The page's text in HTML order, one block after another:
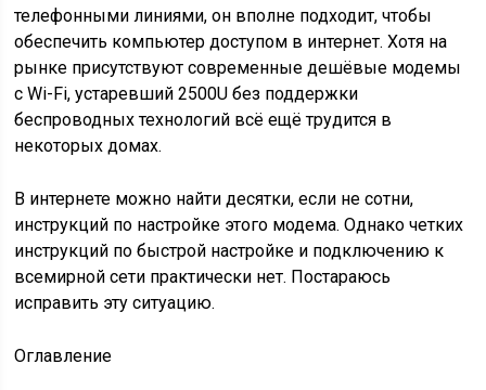
телефонными линиями, он вполне подходит, чтобы
обеспечить компьютер доступом в интернет. Хотя на
рынке присутствуют современные дешёвые модемы
с Wi-Fi, устаревший 2500U без поддержки
беспроводных технологий всё ещё трудится в
некоторых домах.
В интернете можно найти десятки, если не сотни,
инструкций по настройке этого модема. Однако четких
инструкций по быстрой настройке и подключению к
всемирной сети практически нет. Постараюсь
исправить эту ситуацию.
Оглавление